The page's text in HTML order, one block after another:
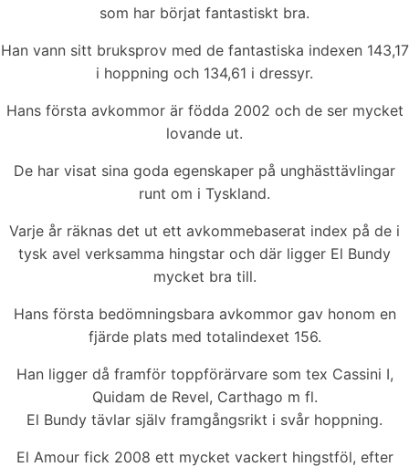
som har börjat fantastiskt bra.
Han vann sitt bruksprov med de fantastiska indexen 143,17
i hoppning och 134,61 i dressyr.
Hans första avkommor är födda 2002 och de ser mycket
lovande ut.
De har visat sina goda egenskaper på unghästtävlingar
runt om i Tyskland.
Varje år räknas det ut ett avkommebaserat index på de i
tysk avel verksamma hingstar och där ligger El Bundy
mycket bra till.
Hans första bedömningsbara avkommor gav honom en
fjärde plats med totalindexet 156.
Han ligger då framför toppförärvare som tex Cassini I,
Quidam de Revel, Carthago m fl.
El Bundy tävlar själv framgångsrikt i svår hoppning.
El Amour fick 2008 ett mycket vackert hingstföl, efter